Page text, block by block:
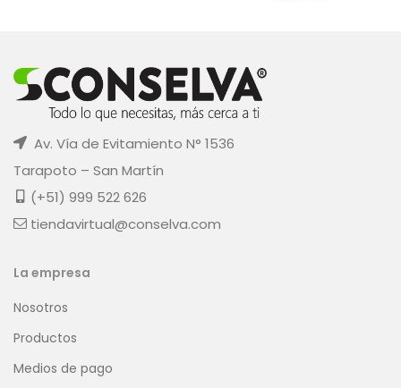
Av. Vía de Evitamiento N° 1536
Tarapoto – San Martín
(+51) 999 522 626
tiendavirtual@conselva.com
La empresa
Nosotros
Productos
Medios de pago